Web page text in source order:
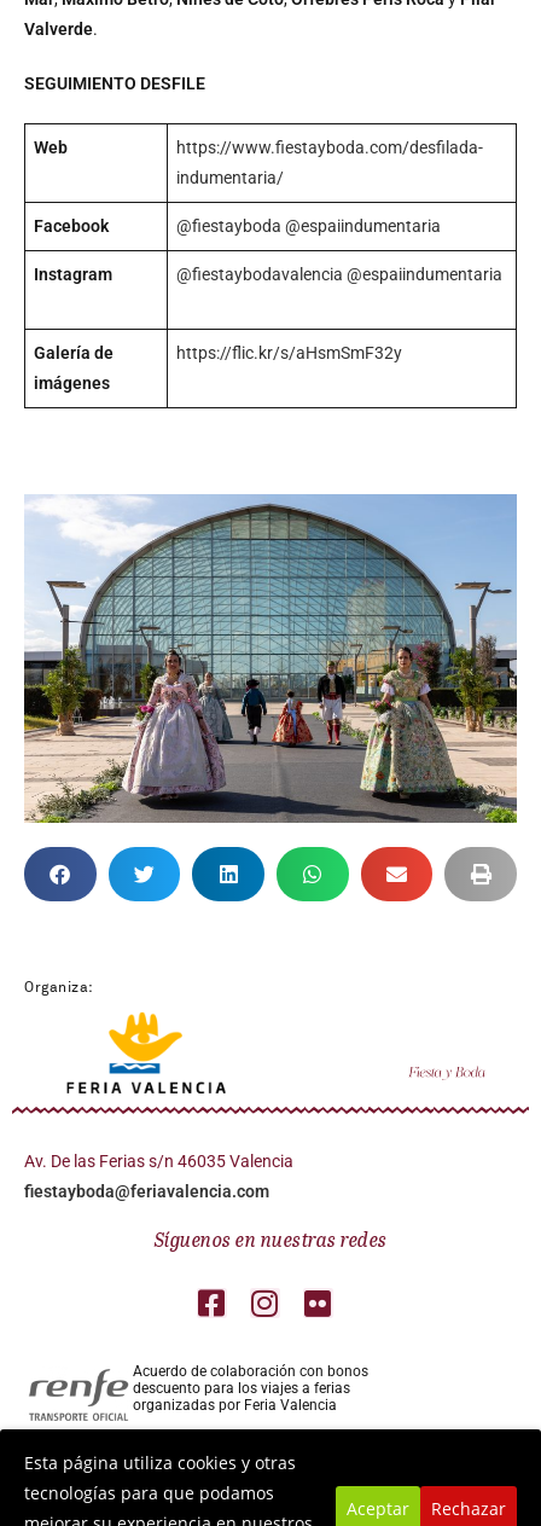
Valverde.
SEGUIMIENTO DESFILE
Web
https://www.fiestayboda.com/desfilada-
indumentaria/
Facebook @fiestayboda @espaiindumentaria
Instagram @fiestaybodavalencia @espaiindumentaria
Galería de
imágenes
https://flic.kr/s/aHsmSmF32y
Organiza:
Av. De las Ferias s/n 46035 Valencia
fiestayboda@feriavalencia.com
Síguenos en nuestras redes
Acuerdo de colaboración con bonos
descuento para los viajes a ferias
organizadas por Feria Valencia
Colaborador aéreo para los viajes a ferias
organizadas por Feria Valencia
Esta página utiliza cookies y otras
tecnologías para que podamos
Aceptar Rechazar